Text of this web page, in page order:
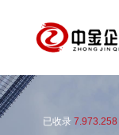
已收录 7.973.258